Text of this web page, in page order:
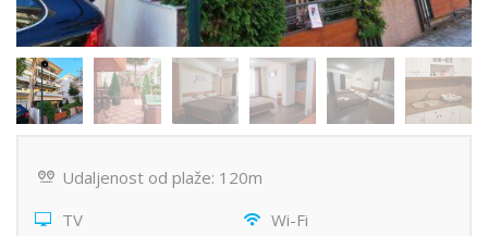
Udaljenost od plaže: 120m
TV
Wi-Fi